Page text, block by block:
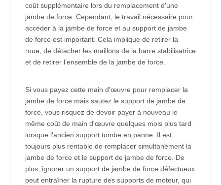
coût supplémentaire lors du remplacement d'une
jambe de force. Cependant, le travail nécessaire pour
accéder à la jambe de force et au support de jambe
de force est important. Cela implique de retirer la
roue, de détacher les maillons de la barre stabilisatrice
et de retirer l’ensemble de la jambe de force.
Si vous payez cette main d'œuvre pour remplacer la
jambe de force mais sautez le support de jambe de
force, vous risquez de devoir payer à nouveau le
même coût de main d'œuvre quelques mois plus tard
lorsque l'ancien support tombe en panne. Il est
toujours plus rentable de remplacer simultanément la
jambe de force et le support de jambe de force. De
plus, ignorer un support de jambe de force défectueux
peut entraîner la rupture des supports de moteur, qui